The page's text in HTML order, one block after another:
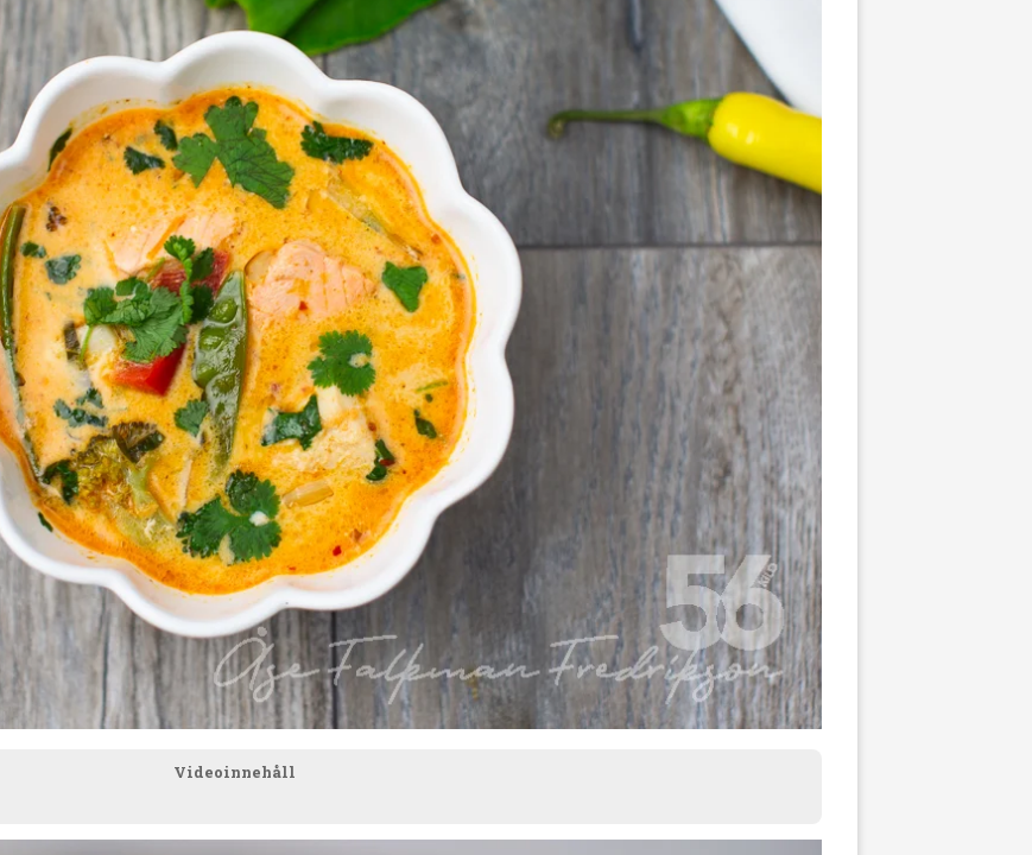
Videoinnehåll